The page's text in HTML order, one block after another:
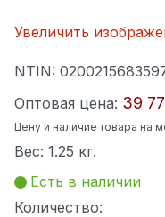
Увеличить
NTIN:
Оптовая цена: 39
Цену и наличие товара на
Вес: 1.25 кг.
Есть в наличии
Количество: